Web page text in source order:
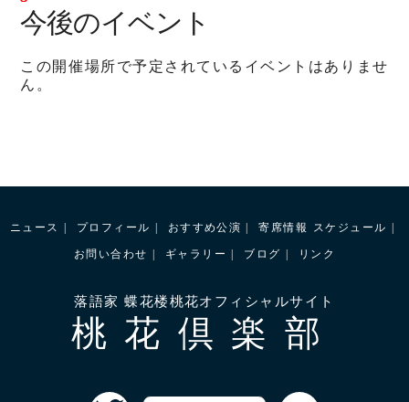
今後のイベント
この開催場所で予定されているイベントはありませ
ん。
ニュース プロフィール おすすめ公演 寄席情報 スケジュール
お問い合わせ ギャラリー ブログ リンク
落語家 蝶花楼桃花オフィシャルサイト
桃花倶楽部